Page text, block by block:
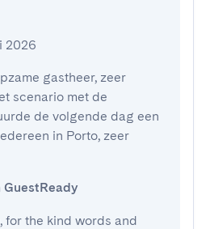
2026
gastheer, zeer
scenario met de
de volgende dag een
in Porto, zeer
for the kind words and